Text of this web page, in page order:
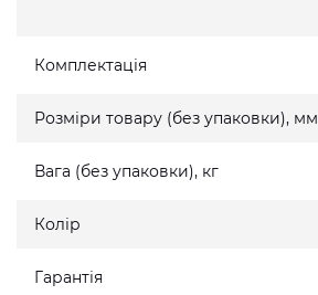
Комплектація
Розміри товару (без упаковки), мм
Вага (без упаковки), кг
Колір
Гарантія